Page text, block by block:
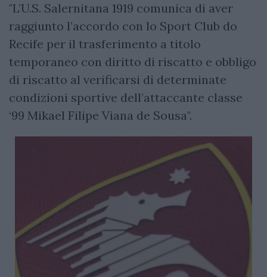
"L’U.S. Salernitana 1919 comunica di aver
raggiunto l’accordo con lo Sport Club do
Recife per il trasferimento a titolo
temporaneo con diritto di riscatto e obbligo
di riscatto al verificarsi di determinate
condizioni sportive dell’attaccante classe
‘99 Mikael Filipe Viana de Sousa".